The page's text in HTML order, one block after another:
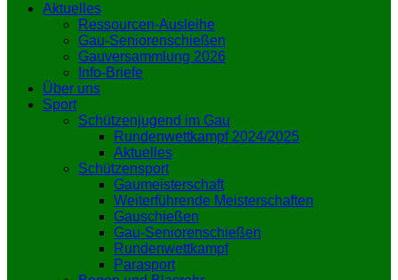
Aktuelles
Ressourcen-Ausleihe
Gau-Seniorenschießen
Gauversammlung 2026
Info-Briefe
Über uns
Sport
Schützenjugend im Gau
Rundenwettkampf 2024/2025
Aktuelles
Schützensport
Gaumeisterschaft
Weiterführende Meisterschaften
Gauschießen
Gau-Seniorenschießen
Rundenwettkampf
Parasport